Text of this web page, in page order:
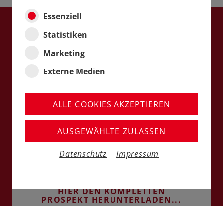
Essenziell
Statistiken
Marketing
Externe Medien
ALLE COOKIES AKZEPTIEREN
AUSGEWÄHLTE ZULASSEN
Datenschutz Impressum
DIE LGB
SOMMERNEUHEITEN
2026
DIE HIGHLIGHTS
Entdecken Sie in der folgenden Übersicht die
Highlights aus den LGB Sommerneuheiten 2026
und erfahren Sie mehr über die Modelle.
HIER DEN KOMPLETTEN
PROSPEKT HERUNTERLADEN...